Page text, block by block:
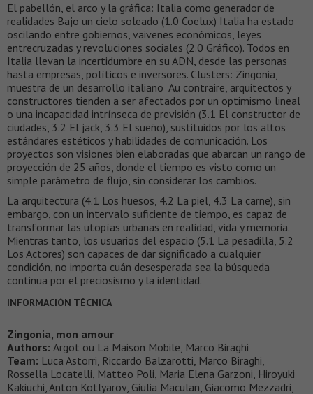
El pabellón, el arco y la gráfica: Italia como generador de
realidades Bajo un cielo soleado (1.0 Coelux) Italia ha estado
oscilando entre gobiernos, vaivenes económicos, leyes
entrecruzadas y revoluciones sociales (2.0 Gráfico). Todos en
Italia llevan la incertidumbre en su ADN, desde las personas
hasta empresas, políticos e inversores. Clusters: Zingonia,
muestra de un desarrollo italiano Au contraire, arquitectos y
constructores tienden a ser afectados por un optimismo lineal
o una incapacidad intrínseca de previsión (3.1 El constructor de
ciudades, 3.2 El jack, 3.3 El sueño), sustituidos por los altos
estándares estéticos y habilidades de comunicación. Los
proyectos son visiones bien elaboradas que abarcan un rango de
proyección de 25 años, donde el tiempo es visto como un
simple parámetro de flujo, sin considerar los cambios.
La arquitectura (4.1 Los huesos, 4.2 La piel, 4.3 La carne), sin
embargo, con un intervalo suficiente de tiempo, es capaz de
transformar las utopías urbanas en realidad, vida y memoria.
Mientras tanto, los usuarios del espacio (5.1 La pesadilla, 5.2
Los Actores) son capaces de dar significado a cualquier
condición, no importa cuán desesperada sea la búsqueda
continua por el preciosismo y la identidad.
INFORMACIÓN TÉCNICA
Zingonia, mon amour
Authors: Argot ou La Maison Mobile, Marco Biraghi
Team: Luca Astorri, Riccardo Balzarotti, Marco Biraghi,
Rossella Locatelli, Matteo Poli, Maria Elena Garzoni, Hiroyuki
Kakiuchi, Anton Kotlyarov, Giulia Maculan, Giacomo Mezzadri,